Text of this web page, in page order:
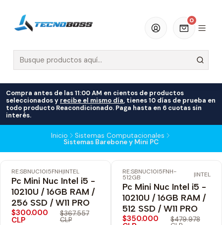
0
Compra antes de las 11:00 AM en cientos de productos
seleccionados y recibe el mismo día, tienes 10 días de prueba en
todo producto Reacondicionado. Paga hasta en 6 cuotas sin
interés.
Inicio Sistemas Computacionales
Sistemas Barebone y Mini PC
-18% OFF
Envío Gratis
RE:SBNUC10I5FNH|INTEL
Pc Mini Nuc Intel i5 -
10210U / 16GB RAM /
256 SSD / W11 PRO
$300.000
CLP
$367.557
CLP
-27% OFF
Envío Gratis
RE:SBNUC10I5FNH-
512GB |INTEL
Pc Mini Nuc Intel i5 -
10210U / 16GB RAM /
512 SSD / W11 PRO
$350.000 $479.978